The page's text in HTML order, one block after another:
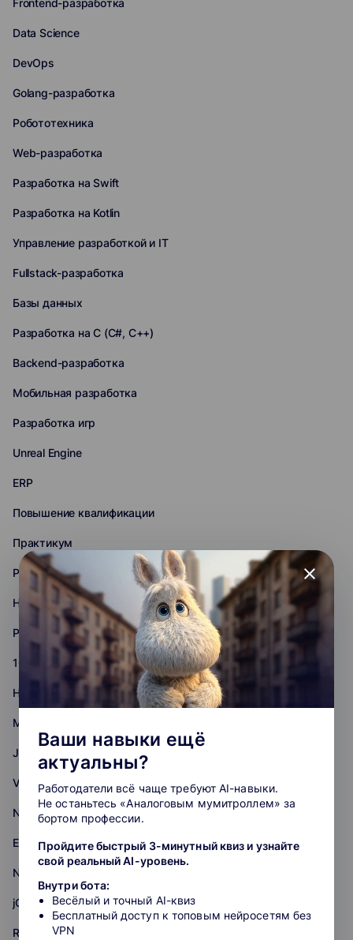
Frontend-разработка
Data Science
DevOps
Golang-разработка
Робототехника
Web-разработка
Разработка на Swift
Разработка на Kotlin
Управление разработкой и IT
Fullstack-разработка
Базы данных
Разработка на C (C#, C++)
Backend-разработка
Мобильная разработка
Разработка игр
Unreal Engine
ERP
Повышение квалификации
Практикум
PHP
Нейронные сети
Python
1С
HTML+CSS
Middle
JavaScript
Vue.js
Next.js
Express.js
Nest.js
jQuery
React.js
close
Ваши навыки ещё
актуальны?
Работодатели всё чаще требуют AI-навыки.
Не останьтесь «Аналоговым мумитроллем» за
бортом профессии.
Пройдите быстрый 3-минутный квиз и узнайте
свой реальный AI-уровень.
Внутри бота:
Весёлый и точный AI-квиз
Бесплатный доступ к топовым нейросетям без
VPN